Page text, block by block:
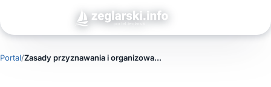
Portal/ Zasady przyznawania i organizowania mistrzostw okręgu